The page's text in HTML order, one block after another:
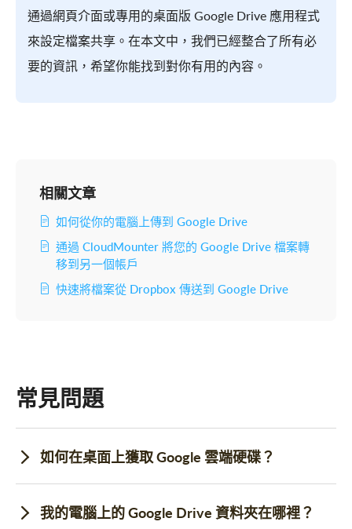
通過網頁介面或專用的桌面版 Google Drive 應用程式
來設定檔案共享。在本文中，我們已經整合了所有必
要的資訊，希望你能找到對你有用的內容。
相關文章
如何從你的電腦上傳到 Google Drive
通過 CloudMounter 將您的 Google Drive 檔案轉
移到另一個帳戶
快速將檔案從 Dropbox 傳送到 Google Drive
常見問題
如何在桌面上獲取 Google 雲端硬碟？
我的電腦上的 Google Drive 資料夾在哪裡？